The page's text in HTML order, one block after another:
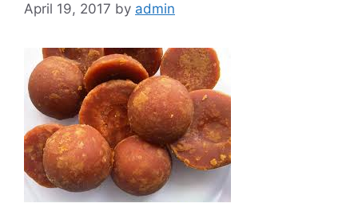
April 19, 2017 by admin